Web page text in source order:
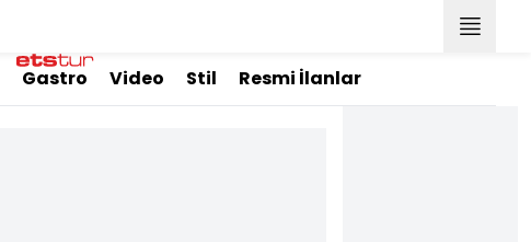
Gastro Video Stil Resmi İlanlar